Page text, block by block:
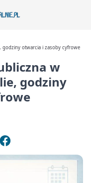
godziny otwarcia i zasoby cyfrowe
w
godziny